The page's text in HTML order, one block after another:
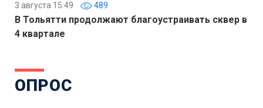
3 августа 15:49 489
В Тольятти продолжают благоустраивать сквер в
4 квартале
ОПРОС